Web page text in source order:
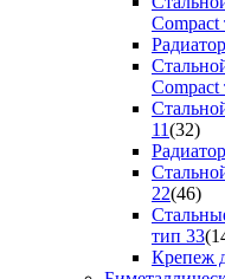
Compact
Compact
11(32)
22(46)
тип 33
Крепеж